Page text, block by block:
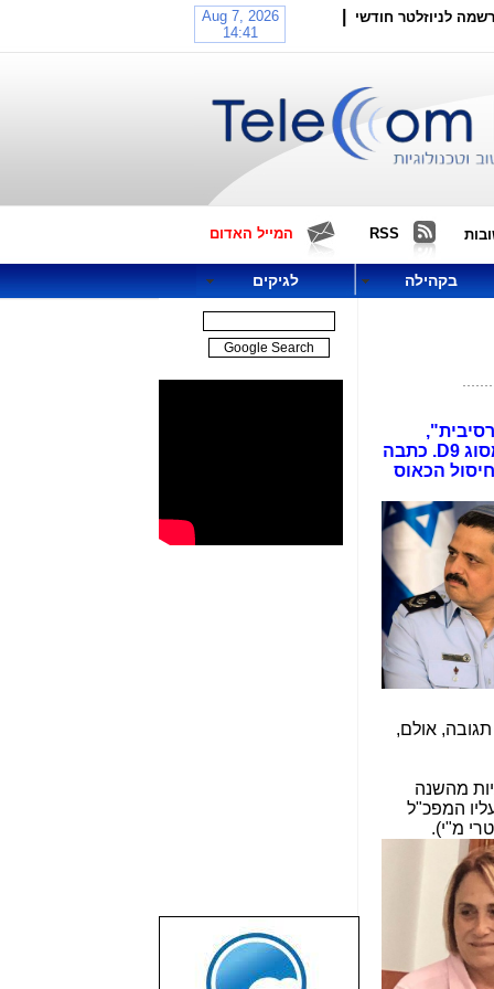
לניוזלטר חודשי
RSS המייל האדום
בקהילה לגיקים
שתופרת תיקים מסיבות פוליטיות, וכדי שלא יחזור, למשל, "המקרה של הדס קליין", יש צורך בצי טרקטורים מסוג D9. כתבה
לחיסול הכאוס
אולם,
מהשנה
המפכ"ל
מ"י).
שבוע טוב לכל
הגולשים באשר
הם!!!